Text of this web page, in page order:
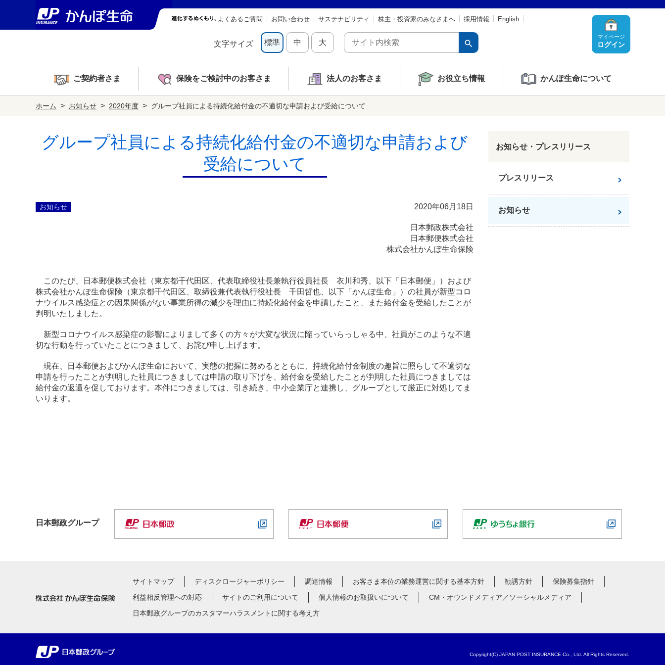
マイページ
ログイン
よくあるご質問 お問い合わせ サステナビリティ 株主・投資家のみなさまへ 採用情報 English
文字サイズ 標準 中 大
ご契約者さま 保険をご検討中のお客さま 法人のお客さま お役立ち情報 かんぽ生命について
ホーム > お知らせ > 2020年度 > グループ社員による持続化給付金の不適切な申請および受給について
グループ社員による持続化給付金の不適切な申請および
受給について
お知らせ 2020年06月18日
日本郵政株式会社
日本郵便株式会社
株式会社かんぽ生命保険
このたび、日本郵便株式会社（東京都千代田区、代表取締役社長兼執行役員社長 衣川和秀、以下「日本郵便」）および
株式会社かんぽ生命保険（東京都千代田区、取締役兼代表執行役社長 千田哲也、以下「かんぽ生命」）の社員が新型コロ
ナウイルス感染症との因果関係がない事業所得の減少を理由に持続化給付金を申請したこと、また給付金を受給したことが
判明いたしました。
新型コロナウイルス感染症の影響によりまして多くの方々が大変な状況に陥っていらっしゃる中、社員がこのような不適
切な行動を行っていたことにつきまして、お詫び申し上げます。
現在、日本郵便およびかんぽ生命において、実態の把握に努めるとともに、持続化給付金制度の趣旨に照らして不適切な
申請を行ったことが判明した社員につきましては申請の取り下げを、給付金を受給したことが判明した社員につきましては
給付金の返還を促しております。本件につきましては、引き続き、中小企業庁と連携し、グループとして厳正に対処してま
いります。
お知らせ・プレスリリース
プレスリリース
お知らせ
日本郵政グループ
サイトマップ ディスクロージャーポリシー 調達情報 お客さま本位の業務運営に関する基本方針 勧誘方針
保険募集指針
利益相反管理への対応
サイトのご利用について 個人情報のお取扱いについて
CM・オウンドメディア／ソーシャルメディア
日本郵政グループのカスタマーハラスメントに関する考え方
Copyright(C) JAPAN POST INSURANCE Co., Ltd. All Rights Reserved.